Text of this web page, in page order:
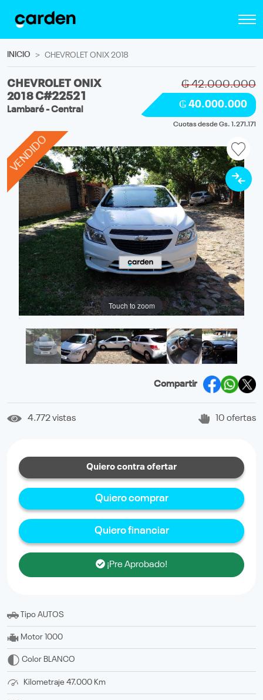
INICIO CHEVROLET ONIX 2018
CHEVROLET ONIX
2018 C#22521
Lambaré - Central
₲ 42.000.000
₲ 40.000.000
Cuotas desde Gs. 1.271.171
VENDIDO
Touch to zoom
Compartir
4.772 vistas 10 ofertas
Quiero contra ofertar
Quiero comprar
Quiero financiar
¡Pre Aprobado!
Tipo AUTOS
Motor 1000
Color BLANCO
Kilometraje 47.000 Km